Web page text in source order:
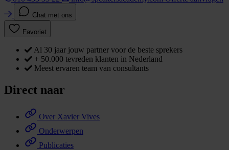
Chat met ons
Favoriet
Al 30 jaar jouw partner voor de beste sprekers
+ 50.000 tevreden klanten in Nederland
Meest ervaren team van consultants
Direct naar
Over Xavier Vives
Onderwerpen
Publicaties